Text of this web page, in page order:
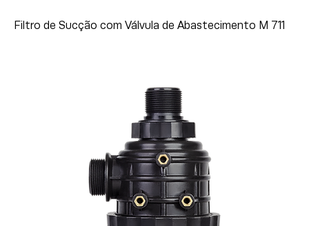
Filtro de Sucção com Válvula de Abastecimento M 711